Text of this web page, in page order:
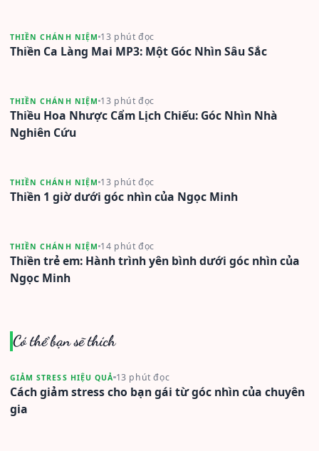
THIỀN CHÁNH NIỆM 13 phút đọc
Thiền Ca Làng Mai MP3: Một Góc Nhìn Sâu Sắc
THIỀN CHÁNH NIỆM 13 phút đọc
Thiều Hoa Nhược Cẩm Lịch Chiếu: Góc Nhìn Nhà
Nghiên Cứu
THIỀN CHÁNH NIỆM 13 phút đọc
Thiền 1 giờ dưới góc nhìn của Ngọc Minh
THIỀN CHÁNH NIỆM 14 phút đọc
Thiền trẻ em: Hành trình yên bình dưới góc nhìn của
Ngọc Minh
Có thể bạn sẽ thích
GIẢM STRESS HIỆU QUẢ 13 phút đọc
Cách giảm stress cho bạn gái từ góc nhìn của chuyên
gia